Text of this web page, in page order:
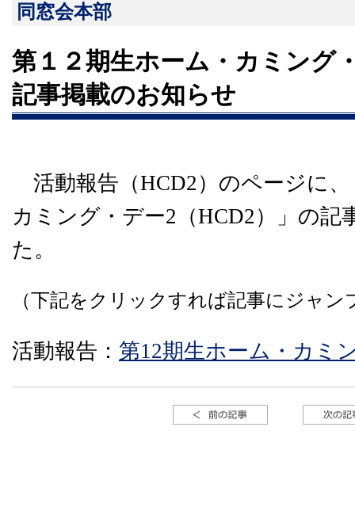
同窓会本部
第１２期生ホーム・カミング
記事掲載のお知らせ
活動報告（HCD2）のページに、
カミング・デー2（HCD2）」の記
た。
（下記をクリックすれば記事にジャン
活動報告： 第12期生ホーム・カミ